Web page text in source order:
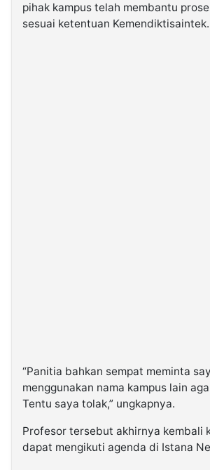
pihak kampus telah membantu
sesuai ketentuan Kemendiktisaintek.
“Panitia bahkan sempat meminta
menggunakan nama kampus lain
Tentu saya tolak,” ungkapnya.
Profesor tersebut akhirnya kembali
dapat mengikuti agenda di Istana